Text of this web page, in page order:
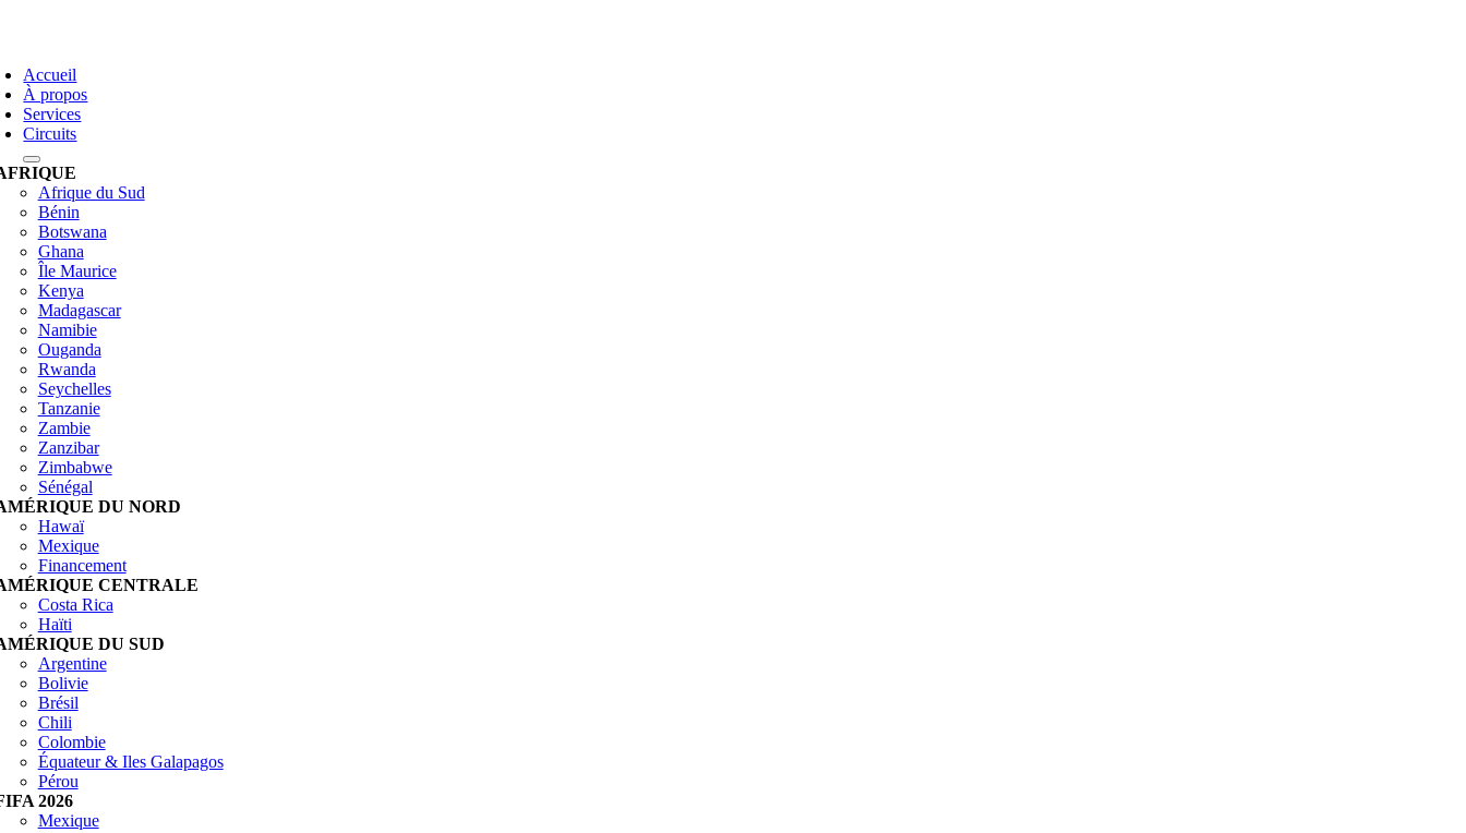
Accueil
À propos
Services
Circuits
Afrique du Sud
Bénin
Botswana
Ghana
Île Maurice
Kenya
Madagascar
Namibie
Ouganda
Rwanda
Seychelles
Tanzanie
Zambie
Zanzibar
Zimbabwe
Sénégal
DU NORD
Hawaï
Mexique
Financement
CENTRALE
Costa Rica
Haïti
DU SUD
Argentine
Bolivie
Brésil
Chili
Colombie
Équateur & Iles Galapagos
Pérou
2026
Mexique